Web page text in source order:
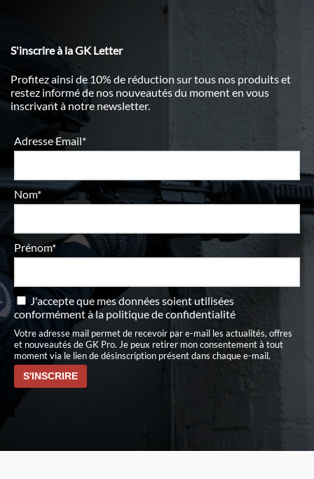
S'inscrire à la GK Letter
Profitez ainsi de 10% de réduction sur tous nos produits et
restez informé de nos nouveautés du moment en vous
inscrivant à notre newsletter.
Adresse Email*
Nom*
Prénom*
J'accepte que mes données soient utilisées
conformément àla politique de confidentialité
Votre adresse mail permet de recevoir par e-mail les actualités, offres
et nouveautés de GK Pro. Je peux retirer mon consentement à tout
moment via le lien de désinscription présent dans chaque e-mail.